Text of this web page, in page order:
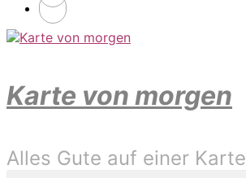
Karte von morgen
Alles Gute auf einer Karte